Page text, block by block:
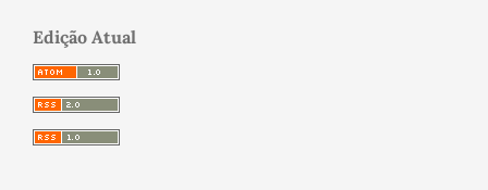
Edição Atual